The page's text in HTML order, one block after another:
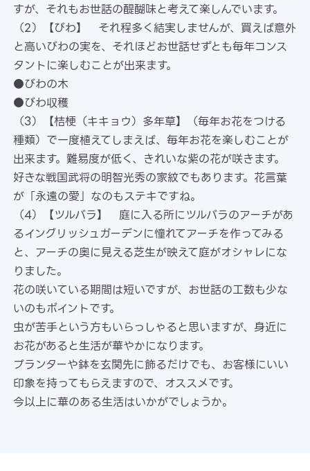
すが、それもお世話の醍醐味と考えて楽しんでいます。
（2）【びわ】 それ程多く結実しませんが、買えば意外
と高いびわの実を、それほどお世話せずとも毎年コンス
タントに楽しむことが出来ます。
●びわの木
●びわ収穫
（3）【桔梗（キキョウ）多年草】（毎年お花をつける
種類）で一度植えてしまえば、毎年お花を楽しむことが
出来ます。難易度が低く、きれいな紫の花が咲きます。
好きな戦国武将の明智光秀の家紋でもあります。花言葉
が「永遠の愛」なのもステキですね。
（4）【ツルバラ】 庭に入る所にツルバラのアーチがあ
るイングリッシュガーデンに憧れてアーチを作ってみる
と、アーチの奥に見える芝生が映えて庭がオシャレにな
りました。
花の咲いている期間は短いですが、お世話の工数も少な
いのもポイントです。
虫が苦手という方もいらっしゃると思いますが、身近に
お花があると生活が華やかになります。
プランターや鉢を玄関先に飾るだけでも、お客様にいい
印象を持ってもらえますので、オススメです。
今以上に華のある生活はいかがでしょうか。